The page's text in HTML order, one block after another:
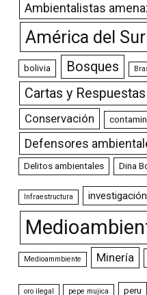
Ambientalistas
América del Sur
bolivia Bosques
Cartas y Respuestas
Conservación
Defensores
Delitos ambientales Dina
Infraestructura investigación
Medioammbiente Minería
oro ilegal pepe mujica peru